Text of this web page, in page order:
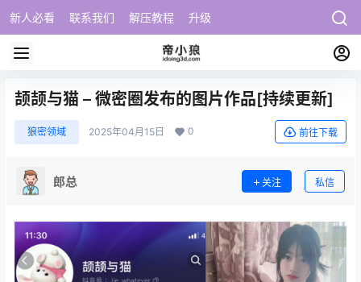
新人必看 联系我们 解压教程 升级
颉颉与猫 – 微密圈发布的图片作品[持续更新]
狼密领域 2025年04月15日 0 前往下载
郎总 关注 私信